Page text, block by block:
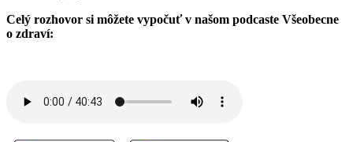
Celý rozhovor si môžete vypočuť v našom podcaste Všeobecne
o zdraví: